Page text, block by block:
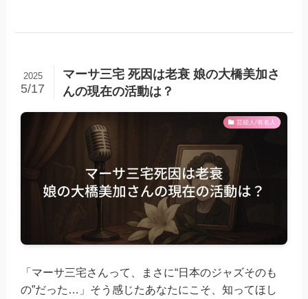
マーサ三宅 死因は老衰 娘の大橋美加さ
んの現在の活動は？
2025
5/17
芸能人/有名人
「マーサ三宅さんって、まさに“日本のジャズそのも
の”だった…」そう感じたあなたにこそ、知ってほし